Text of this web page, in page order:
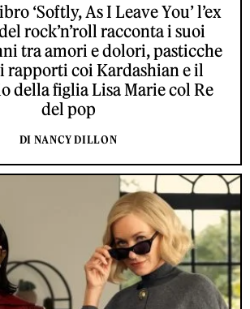
‘Softly, As I Leave You’ l’ex
rock’n’roll racconta i suoi
tra amori e dolori, pasticche
rapporti coi Kardashian e il
della figlia Lisa Marie col Re
del pop
DI NANCY DILLON